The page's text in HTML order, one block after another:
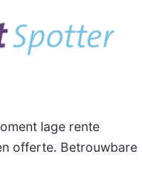
lage rente
offerte. Betrouwbare